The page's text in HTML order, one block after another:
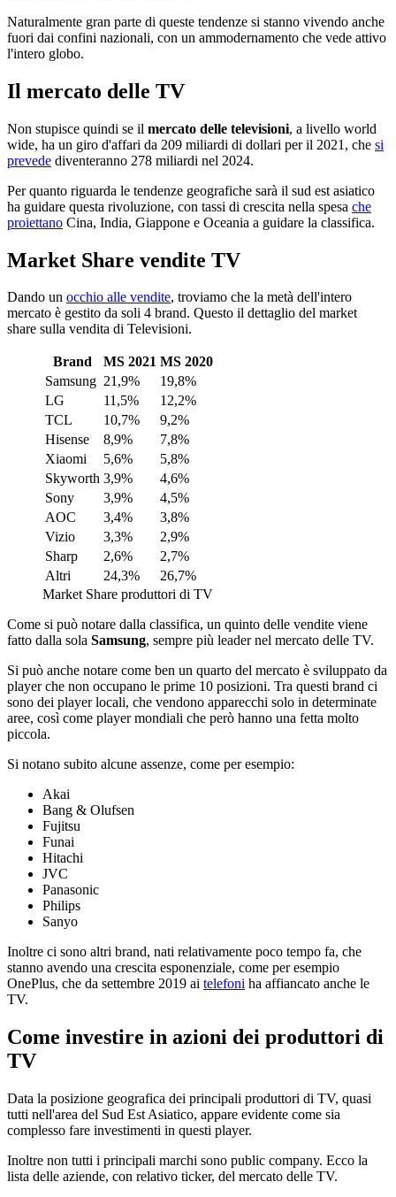
Naturalmente gran parte di queste tendenze si stanno vivendo anche
fuori dai confini nazionali, con un ammodernamento che vede attivo
l'intero globo.
Il mercato delle TV
Non stupisce quindi se il mercato delle televisioni, a livello world
wide, ha un giro d'affari da 209 miliardi di dollari per il 2021, che si
prevede diventeranno 278 miliardi nel 2024.
Per quanto riguarda le tendenze geografiche sarà il sud est asiatico
ha guidare questa rivoluzione, con tassi di crescita nella spesa che
proiettano Cina, India, Giappone e Oceania a guidare la classifica.
Market Share vendite TV
Dando un occhio alle vendite, troviamo che la metà dell'intero
mercato è gestito da soli 4 brand. Questo il dettaglio del market
share sulla vendita di Televisioni.
Brand MS 2021 MS 2020
Samsung 21,9%
19,8%
LG
11,5%
12,2%
TCL
10,7%
9,2%
Hisense
8,9%
7,8%
Xiaomi
5,6%
5,8%
Skyworth 3,9%
4,6%
Sony
3,9%
4,5%
AOC
3,4%
3,8%
Vizio
3,3%
2,9%
Sharp
2,6%
2,7%
Altri
24,3%
26,7%
Market Share produttori di TV
Come si può notare dalla classifica, un quinto delle vendite viene
fatto dalla sola Samsung, sempre più leader nel mercato delle TV.
Si può anche notare come ben un quarto del mercato è sviluppato da
player che non occupano le prime 10 posizioni. Tra questi brand ci
sono dei player locali, che vendono apparecchi solo in determinate
aree, così come player mondiali che però hanno una fetta molto
piccola.
Si notano subito alcune assenze, come per esempio:
Akai
Bang & Olufsen
Fujitsu
Funai
Hitachi
JVC
Panasonic
Philips
Sanyo
Inoltre ci sono altri brand, nati relativamente poco tempo fa, che
stanno avendo una crescita esponenziale, come per esempio
OnePlus, che da settembre 2019 ai telefoni ha affiancato anche le
TV.
Come investire in azioni dei produttori di
TV
Data la posizione geografica dei principali produttori di TV, quasi
tutti nell'area del Sud Est Asiatico, appare evidente come sia
complesso fare investimenti in questi player.
Inoltre non tutti i principali marchi sono public company. Ecco la
lista delle aziende, con relativo ticker, del mercato delle TV.